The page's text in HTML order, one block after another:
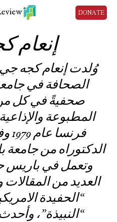
DONATE
إنعام
وُلدت إنعام كجه
الصحافة في
صحفيةً في كل من
المطبوعة
الدكتوراه من جامعة
وتعمل في باريس
العديد من المقالات
“الحفيدة
“النبيذة”،